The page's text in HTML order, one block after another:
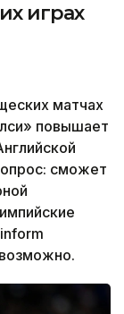
играх
матчах
повышает
сможет